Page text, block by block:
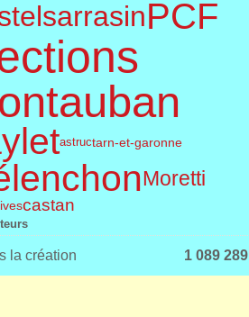
PCF
astructarn-et-garonne
Moretti
castan
la création 1 089 289